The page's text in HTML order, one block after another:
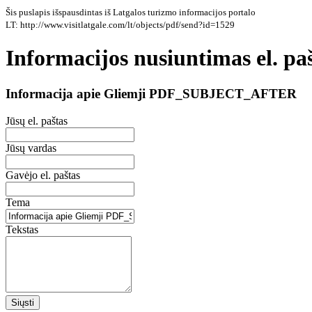
Šis puslapis išspausdintas iš Latgalos turizmo informacijos portalo
LT: http://www.visitlatgale.com/lt/objects/pdf/send?id=1529
Informacijos nusiuntimas el.
Informacija apie Gliemji PDF_SUBJECT_AFTER
Jūsų el. paštas
Jūsų vardas
Gavėjo el. paštas
Tema
Tekstas